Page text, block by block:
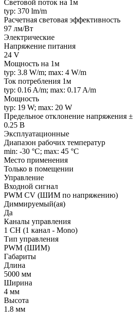
Световой поток на 1м
typ: 370 lm/m
Расчетная световая эффективность
97 лм/Вт
Электрические
Напряжение питания
24 V
Мощность на 1м
typ: 3.8 W/m; max: 4 W/m
Ток потребления 1м
typ: 0.16 A/m; max: 0.17 A/m
Мощность
typ: 19 W; max: 20 W
Предельное отклонение напряжения ±
0.25 В
Эксплуатационные
Диапазон рабочих температур
min: -30 °C; max: 45 °C
Место применения
Только в помещении
Управление
Входной сигнал
PWM СV (ШИМ по напряжению)
Диммируемый(ая)
Да
Каналы управления
1 CH (1 канал - Mono)
Тип управления
PWM (ШИМ)
Габариты
Длина
5000 мм
Ширина
4 мм
Высота
1.8 мм